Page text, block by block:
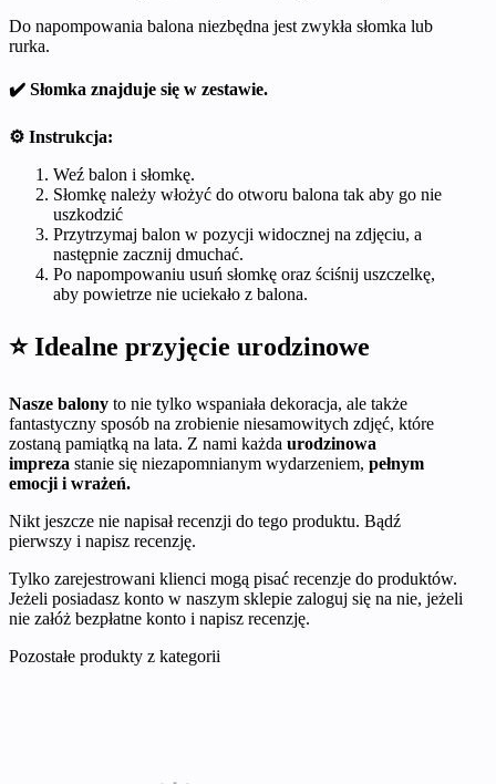
Do napompowania balona niezbędna jest zwykła słomka lub
rurka.
✔️ Słomka znajduje się w zestawie.
⚙️ Instrukcja:
Weź balon i słomkę.
Słomkę należy włożyć do otworu balona tak aby go nie
uszkodzić
Przytrzymaj balon w pozycji widocznej na zdjęciu, a
następnie zacznij dmuchać.
Po napompowaniu usuń słomkę oraz ściśnij uszczelkę,
aby powietrze nie uciekało z balona.
⭐ Idealne przyjęcie urodzinowe
Nasze balony to nie tylko wspaniała dekoracja, ale także
fantastyczny sposób na zrobienie niesamowitych zdjęć, które
zostaną pamiątką na lata. Z nami każda urodzinowa
impreza stanie się niezapomnianym wydarzeniem, pełnym
emocji i wrażeń.
Nikt jeszcze nie napisał recenzji do tego produktu. Bądź
pierwszy i napisz recenzję.
Tylko zarejestrowani klienci mogą pisać recenzje do produktów.
Jeżeli posiadasz konto w naszym sklepie zaloguj się na nie, jeżeli
nie załóż bezpłatne konto i napisz recenzję.
Pozostałe produkty z kategorii